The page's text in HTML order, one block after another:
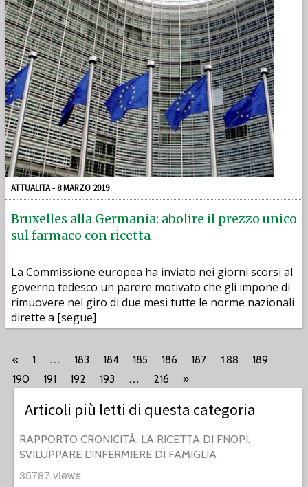
ATTUALITA - 8 MARZO 2019
Bruxelles alla Germania: abolire il prezzo unico
sul farmaco con ricetta
La Commissione europea ha inviato nei giorni scorsi al
governo tedesco un parere motivato che gli impone di
rimuovere nel giro di due mesi tutte le norme nazionali
dirette a [segue]
« 1 … 183 184 185 186 187 188
189
190
191 192 193 … 216 »
Articoli più letti di questa categoria
RAPPORTO CRONICITÀ, LA RICETTA DI FNOPI:
SVILUPPARE L’INFERMIERE DI FAMIGLIA
35787 views